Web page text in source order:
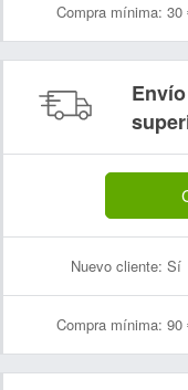
Compra mínima: 30
Nuevo cliente: Sí
Compra mínima: 90